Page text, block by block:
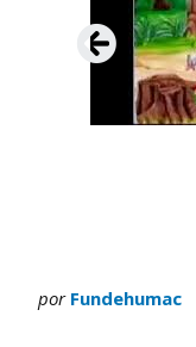
por Fundehumac